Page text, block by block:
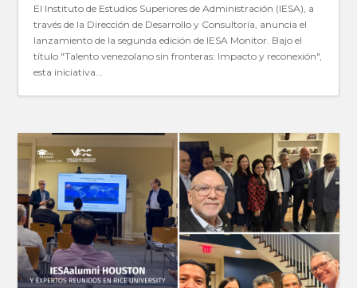
El Instituto de Estudios Superiores de Administración (IESA), a
través de la Dirección de Desarrollo y Consultoría, anuncia el
lanzamiento de la segunda edición de IESA Monitor. Bajo el
título "Talento venezolano sin fronteras: Impacto y reconexión",
esta iniciativa...